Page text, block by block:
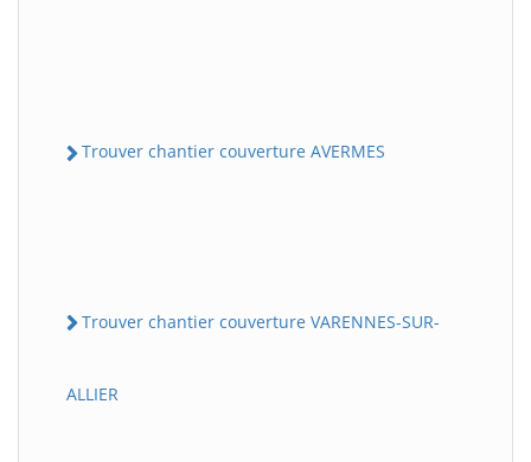
Trouver chantier couverture AVERMES
Trouver chantier couverture VARENNES-SUR-
ALLIER